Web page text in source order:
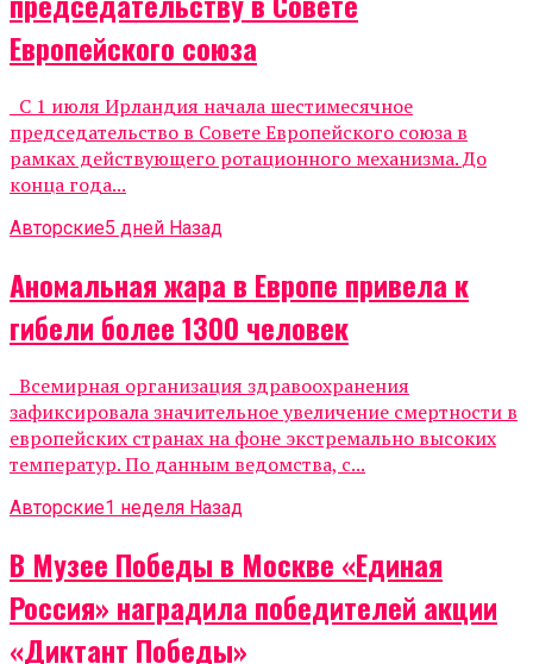
Европейского союза
С 1 июля Ирландия начала шестимесячное
председательство в Совете Европейского союза в
рамках действующего ротационного механизма. До
конца года...
Авторские5 дней Назад
Аномальная жара в Европе привела к
гибели более 1300 человек
Всемирная организация здравоохранения
зафиксировала значительное увеличение смертности в
европейских странах на фоне экстремально высоких
температур. По данным ведомства, с...
Авторские1 неделя Назад
В Музее Победы в Москве «Единая
Россия» наградила победителей акции
«Диктант Победы»